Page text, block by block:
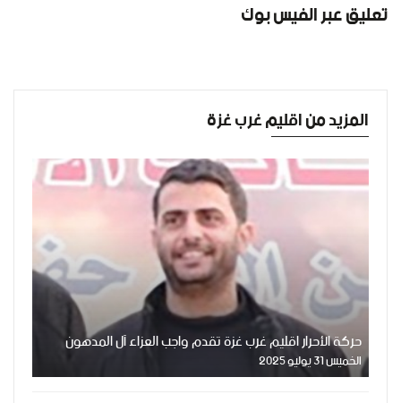
تعليق عبر الفيس بوك
المزيد من اقليم غرب غزة
حركة الأحرار اقليم غرب غزة تقدم واجب العزاء آل المدهون
الخميس 31 يوليو 2025